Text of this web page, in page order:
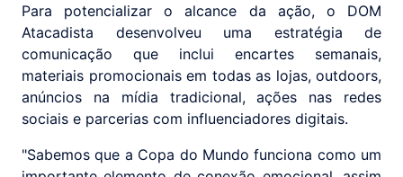
Para potencializar o alcance da ação, o DOM
Atacadista desenvolveu uma estratégia de
comunicação que inclui encartes semanais,
materiais promocionais em todas as lojas, outdoors,
anúncios na mídia tradicional, ações nas redes
sociais e parcerias com influenciadores digitais.
"Sabemos que a Copa do Mundo funciona como um